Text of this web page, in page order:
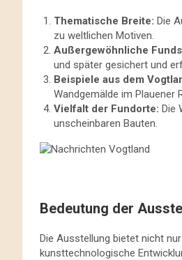
Thematische Breite: Die
zu weltlichen Motiven.
Außergewöhnliche
und später gesichert und
Beispiele aus dem
Wandgemälde im Plauener
Vielfalt der Fundorte: Die
unscheinbaren Bauten.
Bedeutung der
Die Ausstellung bietet nicht
kunsttechnologische